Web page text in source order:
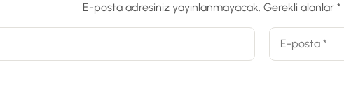
E-posta adresiniz yayınlanmayacak. Gerekli alanlar *